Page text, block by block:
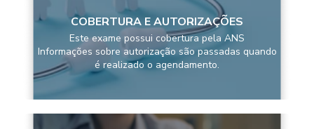
COBERTURA E AUTORIZAÇÕES
Este exame possui cobertura pela ANS
Informações sobre autorização são passadas quando
é realizado o agendamento.